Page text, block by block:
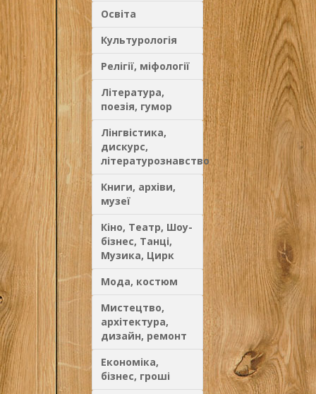
Освіта
Культурологія
Релігії, міфології
Література,
поезія, гумор
Лінгвістика,
дискурс,
літературознавство
Книги, архіви,
музеї
Кіно, Театр, Шоу-
бізнес, Танці,
Музика, Цирк
Мода, костюм
Мистецтво,
архітектура,
дизайн, ремонт
Економіка,
бізнес, гроші